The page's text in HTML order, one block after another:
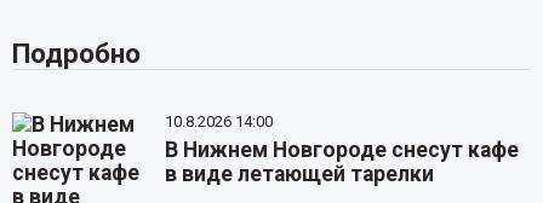
Подробно
10.8.2026 14:00
В Нижнем Новгороде снесут кафе
в виде летающей тарелки